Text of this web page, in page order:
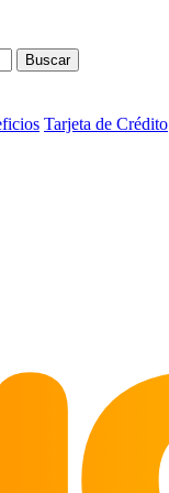
Buscar
Tarjeta de Crédito